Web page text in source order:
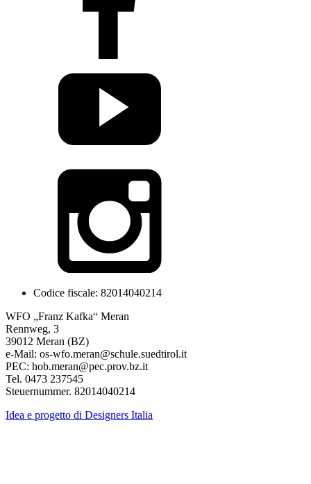
Codice fiscale: 82014040214
WFO „Franz Kafka“ Meran
Rennweg, 3
39012 Meran (BZ)
e-Mail: os-wfo.meran@schule.suedtirol.it
PEC: hob.meran@pec.prov.bz.it
Tel. 0473 237545
Steuernummer. 82014040214
Idea e progetto di Designers Italia